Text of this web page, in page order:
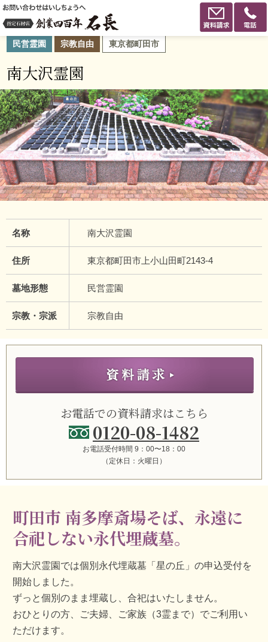
民営霊園 宗教自由 東京都町田市
南大沢霊園
名称 南大沢霊園
住所 東京都町田市上小山田町2143-4
墓地形態 民営霊園
宗教・宗派 宗教自由
お電話での資料請求はこちら
0120-08-1482
お電話受付時間 9：00〜18：00
（定休日：火曜日）
町田市 南多摩斎場そば、永遠に
合祀しない永代埋蔵墓。
南大沢霊園では個別永代埋蔵墓「星の丘」の申込受付を
開始しました。
ずっと個別のまま埋蔵し、合祀はいたしません。
おひとりの方、ご夫婦、ご家族（3霊まで）でご利用い
ただけます。